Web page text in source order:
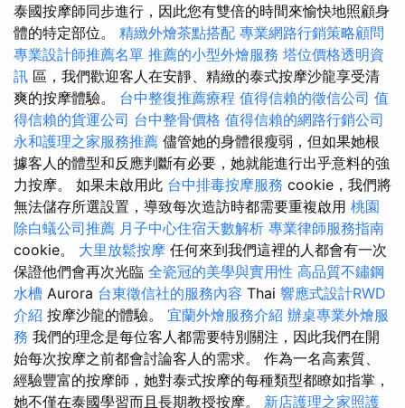
泰國按摩師同步進行，因此您有雙倍的時間來愉快地照顧身
體的特定部位。 精緻外燴茶點搭配 專業網路行銷策略顧問
專業設計師推薦名單 推薦的小型外燴服務 塔位價格透明資
訊 區，我們歡迎客人在安靜、精緻的泰式按摩沙龍享受清
爽的按摩體驗。 台中整復推薦療程 值得信賴的徵信公司 值
得信賴的貨運公司 台中整骨價格 值得信賴的網路行銷公司
永和護理之家服務推薦 儘管她的身體很瘦弱，但如果她根
據客人的體型和反應判斷有必要，她就能進行出乎意料的強
力按摩。 如果未啟用此 台中排毒按摩服務 cookie，我們將
無法儲存所選設置，導致每次造訪時都需要重複啟用 桃園
除白蟻公司推薦 月子中心住宿天數解析 專業律師服務指南
cookie。 大里放鬆按摩 任何來到我們這裡的人都會有一次
保證他們會再次光臨 全瓷冠的美學與實用性 高品質不鏽鋼
水槽 Aurora 台東徵信社的服務內容 Thai 響應式設計RWD
介紹 按摩沙龍的體驗。 宜蘭外燴服務介紹 辦桌專業外燴服
務 我們的理念是每位客人都需要特別關注，因此我們在開
始每次按摩之前都會討論客人的需求。 作為一名高素質、
經驗豐富的按摩師，她對泰式按摩的每種類型都瞭如指掌，
她不僅在泰國學習而且長期教授按摩。 新店護理之家照護